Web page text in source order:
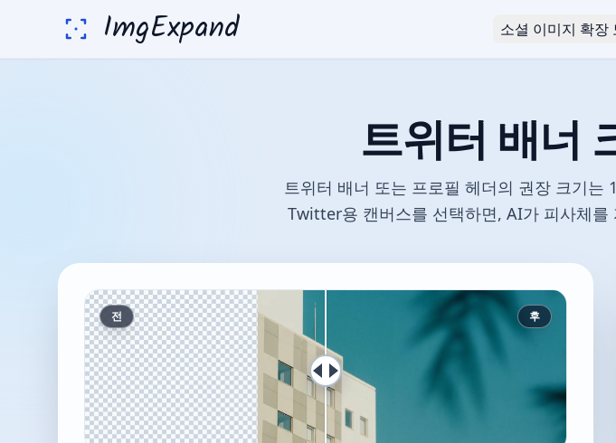
ImgExpand 소셜 이미지 확장
트위터 배너
트위터 배너 또는 프로필 헤더의 권장 크기
Twitter용 캔버스를 선택하면, AI가 피사체
전 후